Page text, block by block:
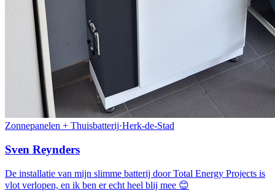
Zonnepanelen + Thuisbatterij·Herk-de-Stad
Sven Reynders
De installatie van mijn slimme batterij door Total Energy Projects is
vlot verlopen, en ik ben er echt heel blij mee 😊